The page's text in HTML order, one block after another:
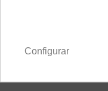
Configurar